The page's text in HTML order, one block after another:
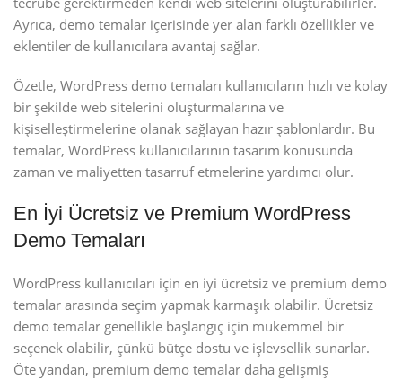
Ayrıca, demo temalar içerisinde yer alan farklı özellikler ve
eklentiler de kullanıcılara avantaj sağlar.
Özetle, WordPress demo temaları kullanıcıların hızlı ve kolay
bir şekilde web sitelerini oluşturmalarına ve
kişiselleştirmelerine olanak sağlayan hazır şablonlardır. Bu
temalar, WordPress kullanıcılarının tasarım konusunda
zaman ve maliyetten tasarruf etmelerine yardımcı olur.
En İyi Ücretsiz ve Premium WordPress
Demo Temaları
WordPress kullanıcıları için en iyi ücretsiz ve premium demo
temalar arasında seçim yapmak karmaşık olabilir. Ücretsiz
demo temalar genellikle başlangıç ​​için mükemmel bir
seçenek olabilir, çünkü bütçe dostu ve işlevsellik sunarlar.
Öte yandan, premium demo temalar daha gelişmiş